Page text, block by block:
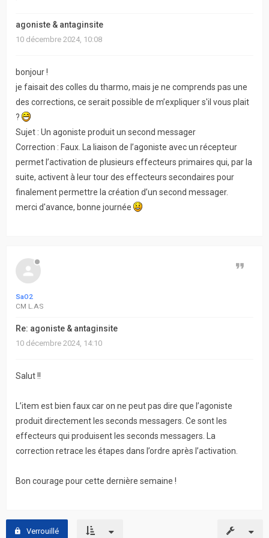
RACCOURCIS
avancée
FAQ
L’équipe
agoniste & antaginsite
10 décembre 2024, 10:08
bonjour !
je faisait des colles du tharmo, mais je ne comprends pas une
des corrections, ce serait possible de m’expliquer s'il vous plait
?
Sujet : Un agoniste produit un second messager
Correction : Faux. La liaison de l’agoniste avec un récepteur
permet l’activation de plusieurs effecteurs primaires qui, par la
suite, activent à leur tour des effecteurs secondaires pour
finalement permettre la création d’un second messager.
merci d'avance, bonne journée
SaO2
CM L.AS
Re: agoniste & antaginsite
Citer
10 décembre 2024, 14:10
Salut !!
L’item est bien faux car on ne peut pas dire que l’agoniste
produit directement les seconds messagers. Ce sont les
effecteurs qui produisent les seconds messagers. La
correction retrace les étapes dans l’ordre après l’activation.
Bon courage pour cette dernière semaine !
Verrouillé